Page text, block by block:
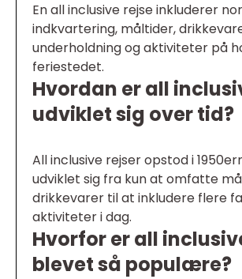
En all inclusive rejse inkluderer
indkvartering, måltider,
underholdning og aktiviteter på
feriestedet.
Hvordan er all
udviklet sig over tid?
All inclusive rejser opstod i
udviklet sig fra kun at omfatte
drikkevarer til at inkludere flere
aktiviteter i dag.
Hvorfor er all
blevet så populære?